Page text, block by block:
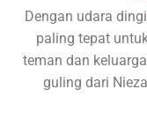
Dengan udara
paling tepat
teman dan
guling dari